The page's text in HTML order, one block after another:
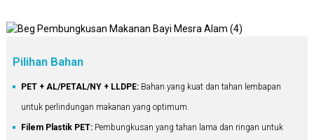
Pilihan Bahan
PET + AL/PETAL/NY + LLDPE:Bahan yang kuat dan tahan lembapan
untuk perlindungan makanan yang optimum.
Filem Plastik PET: Pembungkusan yang tahan lama dan ringan untuk